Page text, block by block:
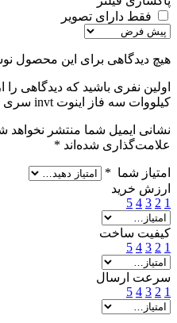
فقط دارای تصویر
هیچ دیدگاهی برای این محصول
کیلووات سه فاز اینوت invt سری GD200A”
نشانی ایمیل شما منتشر نخواهد
علامت‌گذاری شده‌اند *
امتیاز شما *
ارزش خرید
1
2
3
4
5
کیفیت ساخت
1
2
3
4
5
سرعت ارسال
1
2
3
4
5